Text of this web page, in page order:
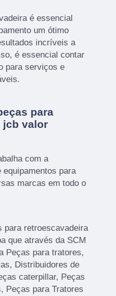
é essencial
um ótimo
incríveis a
é essencial contar
para serviços e
para
jcb valor
com a
para
marcas em todo o
para retroescavadeira
que através da SCM
Peças para tratores,
Distribuidores de
caterpillar, Peças
Peças para Tratores